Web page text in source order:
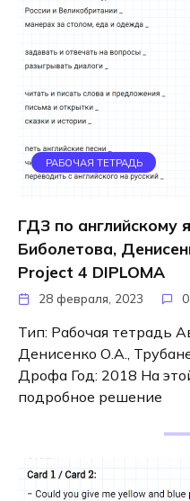
РАБОЧАЯ ТЕТРАДЬ
ГДЗ по английскому
Биболетова,
Project 4 DIPLOMA
28 февраля, 2023 0
Тип: Рабочая тетрадь
Денисенко О.А.,
Дрофа Год: 2018 На
подробное решение